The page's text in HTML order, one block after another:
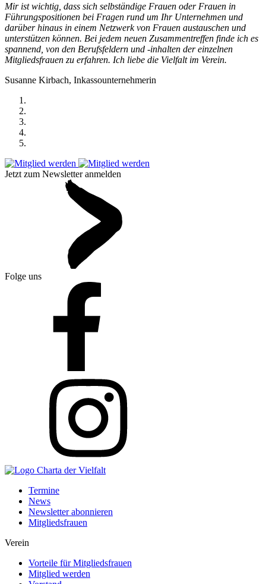
Mir ist wichtig, dass sich selbständige Frauen oder Frauen in
Führungspositionen bei Fragen rund um Ihr Unternehmen und
darüber hinaus in einem Netzwerk von Frauen austauschen und
unterstützen können. Bei jedem neuen Zusammentreffen finde ich es
spannend, von den Berufsfeldern und -inhalten der einzelnen
Mitgliedsfrauen zu erfahren. Ich liebe die Vielfalt im Verein.
Susanne Kirbach, Inkassounternehmerin
Jetzt zum Newsletter anmelden
Folge uns
Termine
News
Newsletter abonnieren
Mitgliedsfrauen
Verein
Vorteile für Mitgliedsfrauen
Mitglied werden